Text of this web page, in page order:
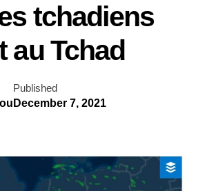
tchadiens
au Tchad
Published
December 7, 2021